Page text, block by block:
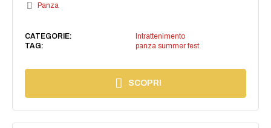
Panza
CATEGORIE:
Intrattenimento
TAG:
panza summer fest
SCOPRI